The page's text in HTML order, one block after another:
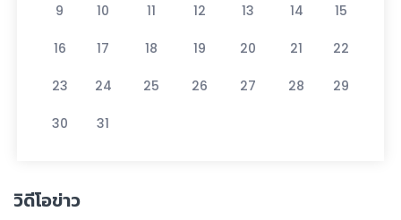
9 10 11 12 13 14 15
16 17 18 19 20 21 22
23 24 25 26 27 28 29
30 31
วิดีโอข่าว